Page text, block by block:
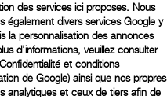
des services ici proposes. Nous
également divers services Google y
la personnalisation des annonces
d'informations, veuillez consulter
et conditions
de Google) ainsi que nos propres
analytiques et ceux de tiers afin de